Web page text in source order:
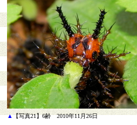
▲【写真21】6齢 2010年11月26日